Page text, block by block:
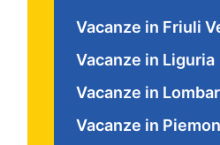
Vacanze in Friuli
Vacanze in Liguria
Vacanze in
Vacanze in